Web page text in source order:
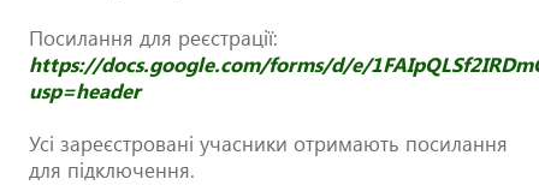
Посилання для реєстрації:
https://docs.google.com/forms/d/e/
usp=header
Усі зареєстровані учасники отримають посилання
для підключення.